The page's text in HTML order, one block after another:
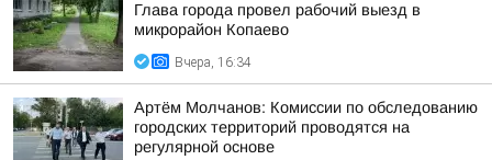
Глава города провел рабочий выезд в
микрорайон Копаево
Вчера, 16:34
Артём Молчанов: Комиссии по обследованию
городских территорий проводятся на
регулярной основе